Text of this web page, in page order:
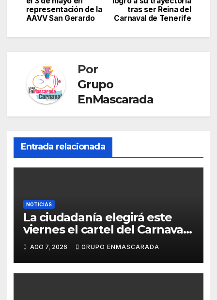
o
p g a
tir
entradas
tras ser Reina del
Carnaval de Tenerife
representación de la
AAVV San Gerardo
Por
Grupo
EnMascarada
Entrada relacionada
NOTICIAS
La ciudadanía elegirá este
viernes el cartel del Carnaval
de Las Palmas de Gran
Canaria 2027 en una gala
retransmitida por Televisión
Canaria
AGO 7, 2026 GRUPO ENMASCARADA